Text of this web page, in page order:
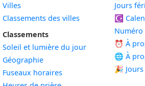
Villes
Classements des villes
Classements
Soleil et lumière du jour
Géographie
Fuseaux horaires
Jours
☪️
Numéro
⏰ À
🌐 À
🎉